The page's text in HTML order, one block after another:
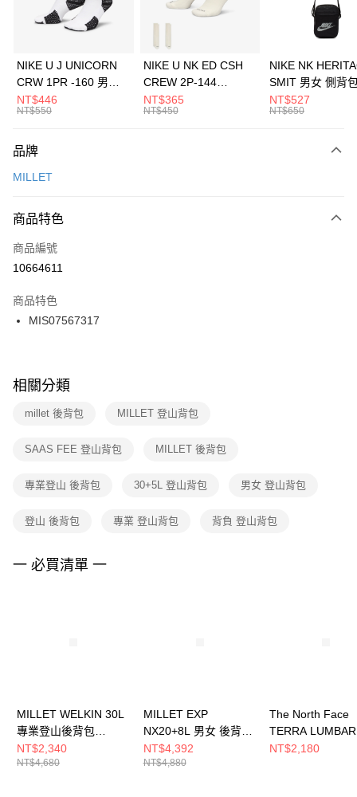
華南商業銀行
彰化商業銀行
上海商業儲蓄銀行
元大商業銀行
台灣樂天信用卡公司
Apple Pay
全盈+PAY
AFTEE先享後付
【關於「AFTEE先享後付」】
便利好安心！
３．安心：先確認商品／服務後，再付款。
【「AFTEE先享後付」結帳流程】
１．於結帳方式選擇「AFTEE先享後付」後，將跳轉至「AFTEE先享後付」
２．訂單成立數日內，您將收到繳費通知簡訊。
３．收到繳費通知簡訊後14天內，點擊此簡訊中的連結，可透過四大超商／
ATM／網路銀行／等多元方式進行付款，方視為交易完成。
※ 交易是否成功請以「AFTEE先享後付 」之結帳頁面顯示為準，若有關於
是否繳費成功／繳費後需取消欲退款等相關疑問，請聯繫「AFTEE先享後付
客戶支援中心」
https://netprotections.freshdesk.com/support/home
１．透過由恩沛科技股份有限公司提供之「AFTEE先享後付」服務完成之交
權轉讓予恩沛科技股份有限公司。
３．未成年的使用者請事先徵得法定代理人或監護人之同意方可使用
４．使用「AFTEE先享後付」時，將依據個別帳號之用戶狀況，依本公司即
運送方式
每筆NT$100，滿NT$1,500(含以上)免運費
宅配
每筆NT$100，滿NT$1,500(含以上)免運費
付款後門市自取
每筆NT$100，滿NT$1,500(含以上)免運費
NIKE U J UNICORN
CRW 1PR -160 男女
中統襪 FZ3393100
NT$446
NT$550
NIKE U NK ED CSH
CREW 2P-144
EMBRDY 男女 短統襪
FZ3073133
NT$365
NT$450
NIKE NK
SMIT 男女 側背
BA5871010
NT$527
NT$650
品牌
MILLET
商品特色
商品編號
10664611
商品特色
MIS07567317
相關分類
millet 後背包 MILLET 登山背包
SAAS FEE 登山背包 MILLET 後背包
專業登山 後背包 30+5L 登山背包 男女 登山背包
登山 後背包 專業 登山背包 背負 登山背包
一 必買清單 一
MILLET WELKIN 30L
專業登山後背包
MIS0747N0247
NT$2,340
NT$4,680
MILLET EXP
NX20+8L 男女 後背包
MIS01310N0247
NT$4,392
NT$4,880
The North Face
TERRA
男女 登山背包
NT$2,180